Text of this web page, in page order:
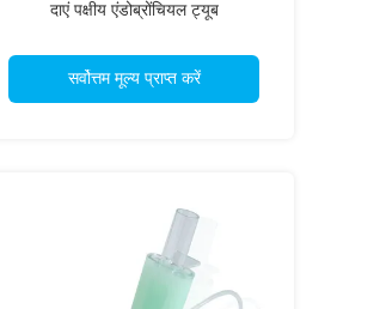
दाएं पक्षीय एंडोब्रोंचियल ट्यूब
सर्वोत्तम मूल्य प्राप्त करें